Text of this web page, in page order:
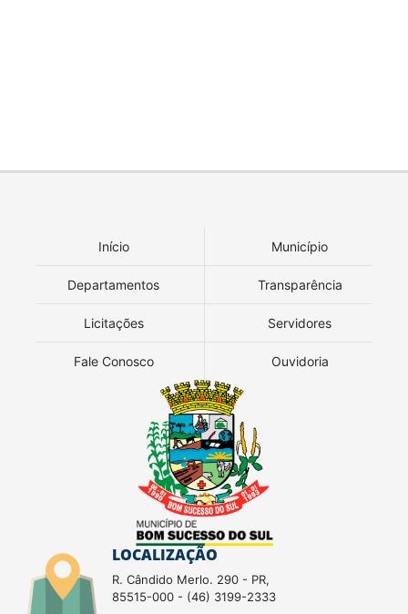
Início Município
Departamentos Transparência
Licitações Servidores
Fale Conosco Ouvidoria
LOCALIZAÇÃO
R. Cândido Merlo. 290 - PR,
85515-000 - (46) 3199-2333